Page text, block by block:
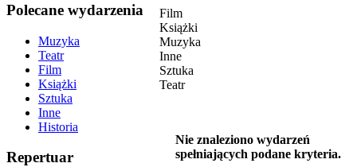
Polecane wydarzenia
Muzyka
Teatr
Film
Książki
Sztuka
Inne
Historia
Repertuar
Film
Książki
Muzyka
Inne
Sztuka
Teatr
Nie znaleziono wydarzeń
spełniających podane kryteria.